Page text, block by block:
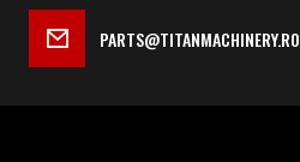
PARTS@TITANMACHINERY.RO